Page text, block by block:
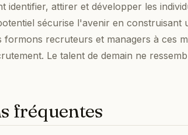
identifier, attirer et développer les
sécurise l'avenir en construisant
formons recruteurs et managers à ces
Le talent de demain ne
fréquentes